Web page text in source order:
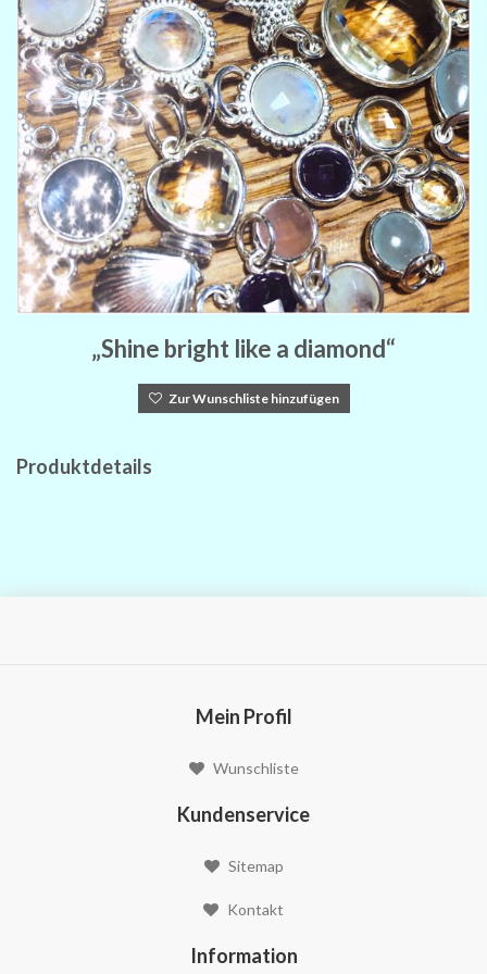
„Shine bright like a diamond“
Zur Wunschliste hinzufügen
Produktdetails
Mein Profil
Wunschliste
Kundenservice
Sitemap
Kontakt
Information